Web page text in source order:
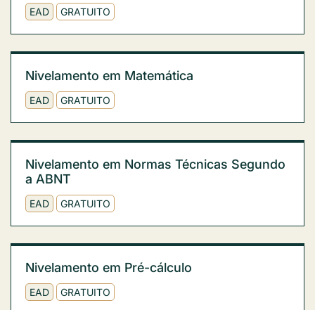
EAD GRATUITO
Nivelamento em Matemática
EAD GRATUITO
Nivelamento em Normas Técnicas Segundo
a ABNT
EAD GRATUITO
Nivelamento em Pré-cálculo
EAD GRATUITO